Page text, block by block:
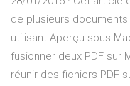
de plusieurs documents
utilisant Aperçu sous
fusionner deux PDF sur
réunir des fichiers PDF